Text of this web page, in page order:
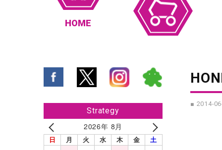
HOME
Strategy
2026年 8月
日 月 火 水 木 金 土
■ 2014-